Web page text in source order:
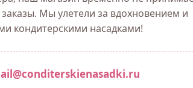
заказы. Мы улетели за вдохновением и
кондитерскими насадками!